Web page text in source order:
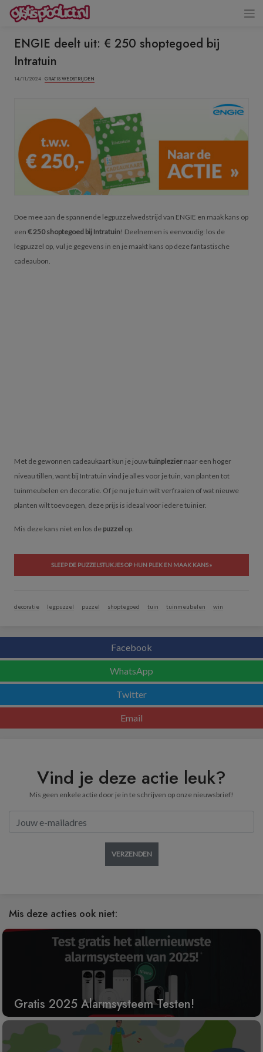
ENGIE deelt uit: € 250 shoptegoed bij
Intratuin
14/11/2024 ·GRATIS WEDSTRIJDEN
Doe mee aan de spannende legpuzzelwedstrijd van ENGIE en maak kans op
een € 250 shoptegoed bij Intratuin! Deelnemen is eenvoudig: los de
legpuzzel op, vul je gegevens in en je maakt kans op deze fantastische
cadeaubon.
Met de gewonnen cadeaukaart kun je jouwtuinplezier naar een hoger
niveau tillen, want bij Intratuin vind je alles voor je tuin, van planten tot
tuinmeubelen en decoratie. Of je nu je tuin wilt verfraaien of wat nieuwe
planten wilt toevoegen, deze prijs is ideaal voor iedere tuinier.
Mis deze kans niet en los de puzzel op.
SLEEP DE PUZZELSTUKJES OP HUN PLEK EN MAAK KANS »
decoratie legpuzzel puzzel shoptegoed tuin tuinmeubelen win
Facebook
WhatsApp
Twitter
Email
Vind je deze actie leuk?
Mis geen enkele actie door je in te schrijven op onze nieuwsbrief!
VERZENDEN
Mis deze acties ook niet:
Gratis 2025 Alarmsysteem Testen!